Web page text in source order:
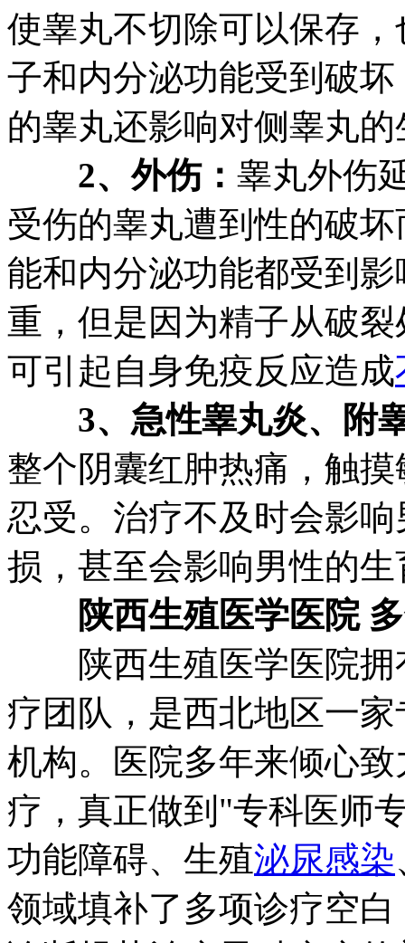
使睾丸不切除可以保存
子和内分泌功能受到破
的睾丸还影响对侧睾丸
2、外伤： 睾丸外伤
受伤的睾丸遭到性的破
能和内分泌功能都受到
重，但是因为精子从破
可引起自身免疫反应造成
3、急性睾丸炎、附
整个阴囊红肿热痛，触
忍受。治疗不及时会影
损，甚至会影响男性的生
陕西生殖医学医院
陕西生殖医学医院拥
疗团队，是西北地区一家
机构。医院多年来倾心
疗，真正做到"专科医师
功能障碍、生殖泌尿感染
领域填补了多项诊疗空